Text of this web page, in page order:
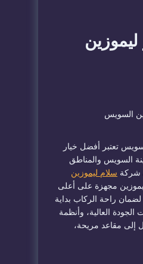
السويس
تعتبر أفضل خيار
السويس والمناطق
شركة سلام ليموزين
مجهزة على أعلى
راحة الركاب بداية
العالية، وأنظمة
إلى مقاعد مريحة،